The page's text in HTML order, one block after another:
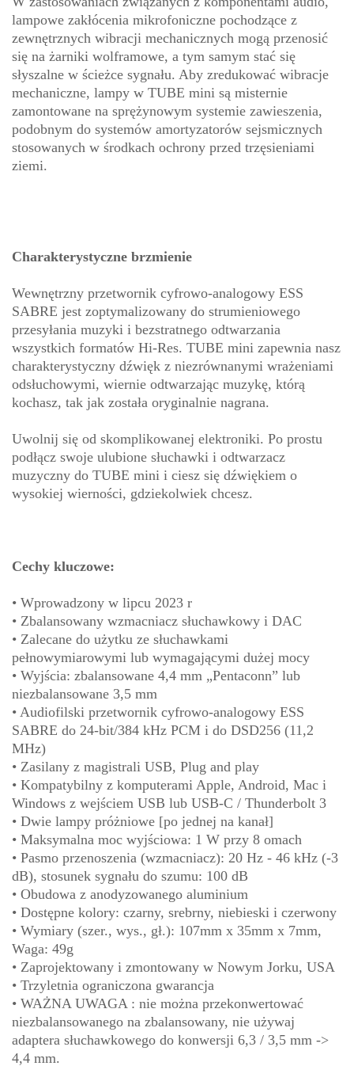
lampowe zakłócenia mikrofoniczne pochodzące z
zewnętrznych wibracji mechanicznych mogą przenosić
się na żarniki wolframowe, a tym samym stać się
słyszalne w ścieżce sygnału. Aby zredukować wibracje
mechaniczne, lampy w TUBE mini są misternie
zamontowane na sprężynowym systemie zawieszenia,
podobnym do systemów amortyzatorów sejsmicznych
stosowanych w środkach ochrony przed trzęsieniami
ziemi.
Charakterystyczne brzmienie
Wewnętrzny przetwornik cyfrowo-analogowy ESS
SABRE jest zoptymalizowany do strumieniowego
przesyłania muzyki i bezstratnego odtwarzania
wszystkich formatów Hi-Res. TUBE mini zapewnia nasz
charakterystyczny dźwięk z niezrównanymi wrażeniami
odsłuchowymi, wiernie odtwarzając muzykę, którą
kochasz, tak jak została oryginalnie nagrana.
Uwolnij się od skomplikowanej elektroniki. Po prostu
podłącz swoje ulubione słuchawki i odtwarzacz
muzyczny do TUBE mini i ciesz się dźwiękiem o
wysokiej wierności, gdziekolwiek chcesz.
Cechy kluczowe:
• Wprowadzony w lipcu 2023 r
• Zbalansowany wzmacniacz słuchawkowy i DAC
• Zalecane do użytku ze słuchawkami
pełnowymiarowymi lub wymagającymi dużej mocy
• Wyjścia: zbalansowane 4,4 mm „Pentaconn” lub
niezbalansowane 3,5 mm
• Audiofilski przetwornik cyfrowo-analogowy ESS
SABRE do 24-bit/384 kHz PCM i do DSD256 (11,2
MHz)
• Zasilany z magistrali USB, Plug and play
• Kompatybilny z komputerami Apple, Android, Mac i
Windows z wejściem USB lub USB-C / Thunderbolt 3
• Dwie lampy próżniowe [po jednej na kanał]
• Maksymalna moc wyjściowa: 1 W przy 8 omach
• Pasmo przenoszenia (wzmacniacz): 20 Hz - 46 kHz (-3
dB), stosunek sygnału do szumu: 100 dB
• Obudowa z anodyzowanego aluminium
• Dostępne kolory: czarny, srebrny, niebieski i czerwony
• Wymiary (szer., wys., gł.): 107mm x 35mm x 7mm,
Waga: 49g
• Zaprojektowany i zmontowany w Nowym Jorku, USA
• Trzyletnia ograniczona gwarancja
• WAŻNA UWAGA : nie można przekonwertować
niezbalansowanego na zbalansowany, nie używaj
adaptera słuchawkowego do konwersji 6,3 / 3,5 mm ->
4,4 mm.